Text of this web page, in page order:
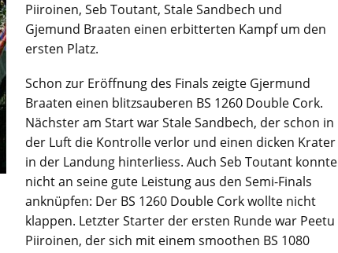
Piiroinen, Seb Toutant, Stale Sandbech und
Gjemund Braaten einen erbitterten Kampf um den
ersten Platz.
Schon zur Eröffnung des Finals zeigte Gjermund
Braaten einen blitzsauberen BS 1260 Double Cork.
Nächster am Start war Stale Sandbech, der schon in
der Luft die Kontrolle verlor und einen dicken Krater
in der Landung hinterliess. Auch Seb Toutant konnte
nicht an seine gute Leistung aus den Semi-Finals
anknüpfen: Der BS 1260 Double Cork wollte nicht
klappen. Letzter Starter der ersten Runde war Peetu
Piiroinen, der sich mit einem smoothen BS 1080